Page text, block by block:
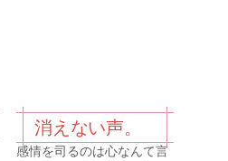
消えない声。
感情を司るのは心なんて言